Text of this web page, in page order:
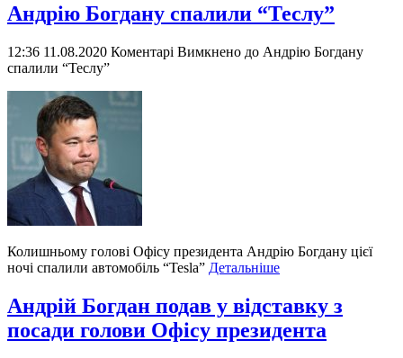
Андрію Богдану спалили “Теслу”
12:36 11.08.2020 Коментарі Вимкнено до Андрію Богдану
спалили “Теслу”
Колишньому голові Офісу президента Андрію Богдану цієї
ночі спалили автомобіль “Tesla” Детальніше
Андрій Богдан подав у відставку з
посади голови Офісу президента